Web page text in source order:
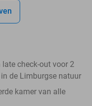
check-out voor 2
de Limburgse natuur
kamer van alle